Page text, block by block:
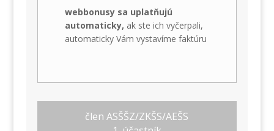
webbonusy sa uplatňujú
automaticky, ak ste ich vyčerpali,
automaticky Vám vystavíme faktúru
člen ASŠŠZ/ZKŠS/AEŠS